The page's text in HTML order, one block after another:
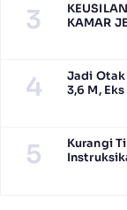
3
KAMAR
4
Jadi Otak
3,6 M,
5
Kurangi